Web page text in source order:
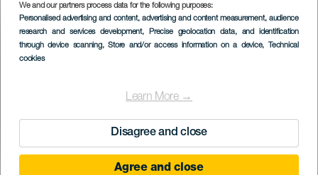
We and our partners process data for the following purposes:
Personalised advertising and content, advertising and content measurement, audience
research and services development, Precise geolocation data, and identification
through device scanning, Store and/or access information on a device, Technical
cookies
Learn More →
Disagree and close
Agree and close
Imagen
Listado